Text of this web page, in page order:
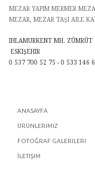
MEZAR YAPIM MERMER
MEZAR, MEZAR TAŞI AILE
IHLAMURKENT MH. ZÜMRÜT
ESKIŞEHIR
0 537 700 52 75 - 0 533 146
ANASAYFA
ÜRÜNLERIMIZ
FOTOĞRAF GALERILERI
İLETIŞIM